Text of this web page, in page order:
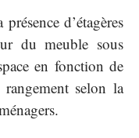
d’étagères
du meuble sous
en fonction de
selon la